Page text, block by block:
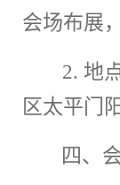
会场布展 ，
2. 地
区太平门
四 、